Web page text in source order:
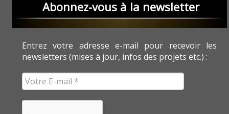
Abonnez-vous à la newsletter
Entrez votre adresse e-mail pour recevoir les
newsletters (mises à jour, infos des projets etc.) :